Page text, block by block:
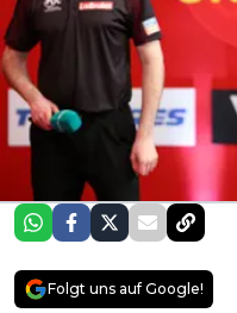
Folgt uns auf Google!